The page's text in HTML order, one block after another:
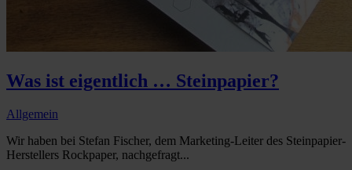
Was ist eigentlich … Steinpapier?
Allgemein
Wir haben bei Stefan Fischer, dem Marketing-Leiter des Steinpapier-
Herstellers Rockpaper, nachgefragt...